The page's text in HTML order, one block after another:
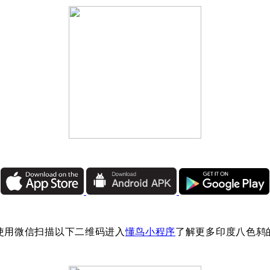
用微信扫描以下二维码进入懂鸟小程序了解更多印度八色鸫